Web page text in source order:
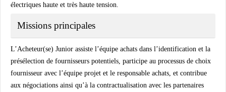
électriques haute et très haute tension.
Missions principales
L’Acheteur(se) Junior assiste l’équipe achats dans l’identification et la
présélection de fournisseurs potentiels, participe au processus de choix
fournisseur avec l’équipe projet et le responsable achats, et contribue
aux négociations ainsi qu’à la contractualisation avec les partenaires